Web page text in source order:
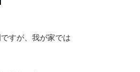
すが、我が家では